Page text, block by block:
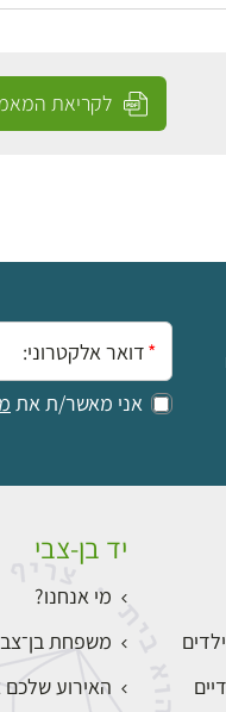
לקריאת
אימייל:
אני מאשר/ת את
יד בן-צבי
מי אנחנו?
משפחת
האירוע שלכם